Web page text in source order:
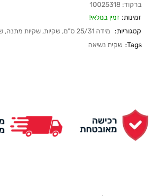
ברקוד: 10025318
זמינות: זמין במלאי!
קטגוריות:
מידה 25/31 ס"מ , שקיות, שקיות מתנה,
Tags: שקית נשיאה